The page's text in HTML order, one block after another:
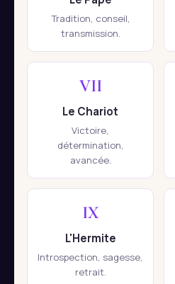
Tradition, conseil,
transmission.
VII
Le Chariot
Victoire,
détermination,
avancée.
IX
L'Hermite
Introspection, sagesse,
retrait.